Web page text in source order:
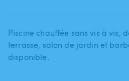
Piscine chauffée sans vis à vis​,​
terrasse​,​ salon de jardin et
disponible.